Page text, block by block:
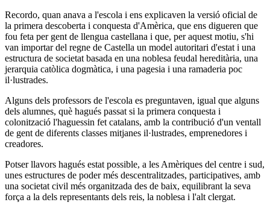
Recordo, quan anava a l'escola i ens explicaven la versió oficial de
la primera descoberta i conquesta d'Amèrica, que ens digueren que
fou feta per gent de llengua castellana i que, per aquest motiu, s'hi
van importar del regne de Castella un model autoritari d'estat i una
estructura de societat basada en una noblesa feudal hereditària, una
jerarquia catòlica dogmàtica, i una pagesia i una ramaderia poc
il·lustrades.
Alguns dels professors de l'escola es preguntaven, igual que alguns
dels alumnes, què hagués passat si la primera conquesta i
colonització l'haguessin fet catalans, amb la contribució d'un ventall
de gent de diferents classes mitjanes il·lustrades, emprenedores i
creadores.
Potser llavors hagués estat possible, a les Amèriques del centre i sud,
unes estructures de poder més descentralitzades, participatives, amb
una societat civil més organitzada des de baix, equilibrant la seva
força a la dels representants dels reis, la noblesa i l'alt clergat.